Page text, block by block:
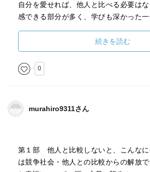
自分を愛せれば、他人と比べる必要は
感できる部分が多く、学びも深かった
続きを読む
0
murahiro9311さん
第１部 他人と比較しないと、こんな
は競争社会・他人との比較からの解放